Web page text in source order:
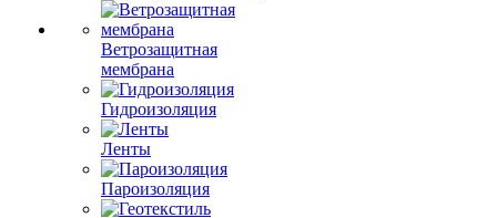
Ветрозащитная
мембрана
Гидроизоляция
Ленты
Пароизоляция